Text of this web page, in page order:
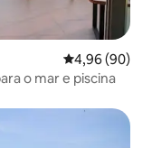
4,96 de uma
4,96 (90)
vista para o mar e piscina